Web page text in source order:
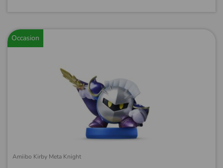
Occasion
Amiibo Kirby Meta Knight